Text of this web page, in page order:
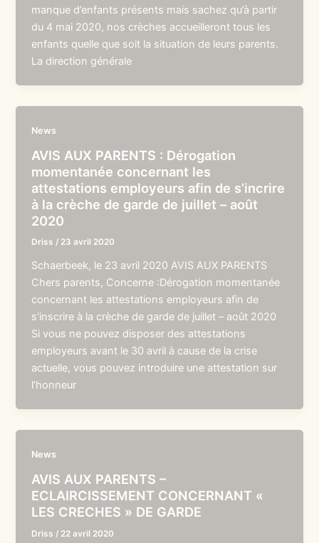
manque d’enfants présents mais sachez qu’à partir
du 4 mai 2020, nos crèches accueilleront tous les
enfants quelle que soit la situation de leurs parents.
La direction générale
News
AVIS AUX PARENTS : Dérogation
momentanée concernant les
attestations employeurs afin de s’incrire
à la crèche de garde de juillet – août
2020
Driss / 23 avril 2020
Schaerbeek, le 23 avril 2020 AVIS AUX PARENTS
Chers parents, Concerne :Dérogation momentanée
concernant les attestations employeurs afin de
s’inscrire à la crèche de garde de juillet – août 2020
Si vous ne pouvez disposer des attestations
employeurs avant le 30 avril à cause de la crise
actuelle, vous pouvez introduire une attestation sur
l’honneur
News
AVIS AUX PARENTS –
ECLAIRCISSEMENT CONCERNANT «
LES CRECHES » DE GARDE
Driss / 22 avril 2020